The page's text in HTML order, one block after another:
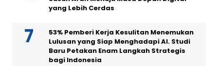
yang Lebih Cerdas
53% Pemberi Kerja Kesulitan Menemukan
Lulusan yang Siap Menghadapi AI. Studi
Baru Petakan Enam Langkah Strategis
bagi Indonesia